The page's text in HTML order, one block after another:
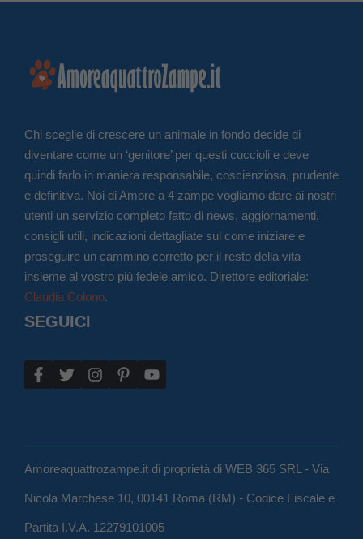
Chi sceglie di crescere un animale in fondo decide di
diventare come un ‘genitore’ per questi cuccioli e deve
quindi farlo in maniera responsabile, coscienziosa, prudente
e definitiva. Noi di Amore a 4 zampe vogliamo dare ai nostri
utenti un servizio completo fatto di news, aggiornamenti,
consigli utili, indicazioni dettagliate sul come iniziare e
proseguire un cammino corretto per il resto della vita
insieme al vostro più fedele amico. Direttore editoriale:
Claudia Colono.
SEGUICI
Amoreaquattrozampe.it di proprietà di WEB 365 SRL - Via
Nicola Marchese 10, 00141 Roma (RM) - Codice Fiscale e
Partita I.V.A. 12279101005